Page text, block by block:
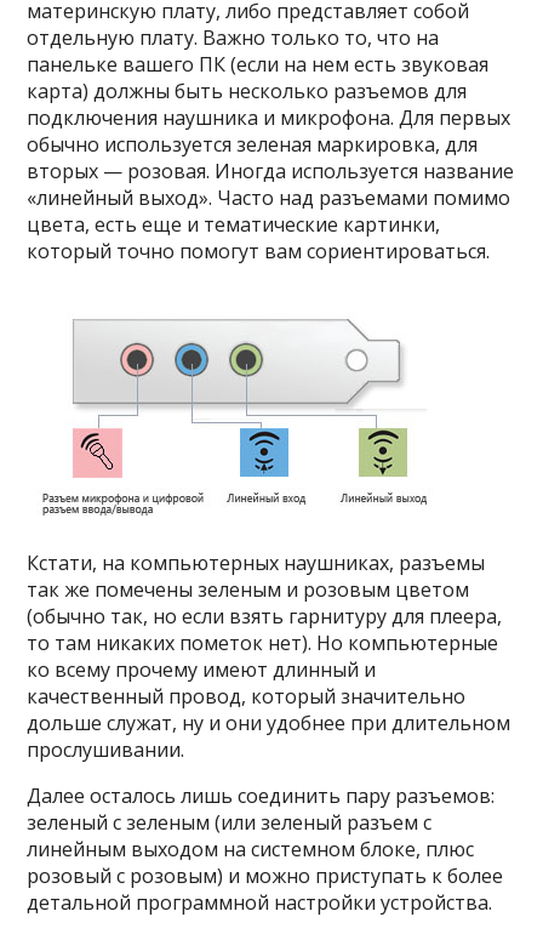
материнскую плату, либо представляет собой
отдельную плату. Важно только то, что на
панельке вашего ПК (если на нем есть звуковая
карта) должны быть несколько разъемов для
подключения наушника и микрофона. Для первых
обычно используется зеленая маркировка, для
вторых — розовая. Иногда используется название
«линейный выход». Часто над разъемами помимо
цвета, есть еще и тематические картинки,
который точно помогут вам сориентироваться.
Кстати, на компьютерных наушниках, разъемы
так же помечены зеленым и розовым цветом
(обычно так, но если взять гарнитуру для плеера,
то там никаких пометок нет). Но компьютерные
ко всему прочему имеют длинный и
качественный провод, который значительно
дольше служат, ну и они удобнее при длительном
прослушивании.
Далее осталось лишь соединить пару разъемов:
зеленый с зеленым (или зеленый разъем с
линейным выходом на системном блоке, плюс
розовый с розовым) и можно приступать к более
детальной программной настройки устройства.